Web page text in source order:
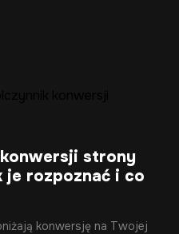
strony
rozpoznać i co
konwersję na Twojej